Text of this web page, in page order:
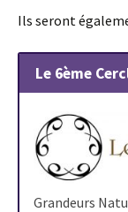
Ils seront
Le 6ème
Grandeurs